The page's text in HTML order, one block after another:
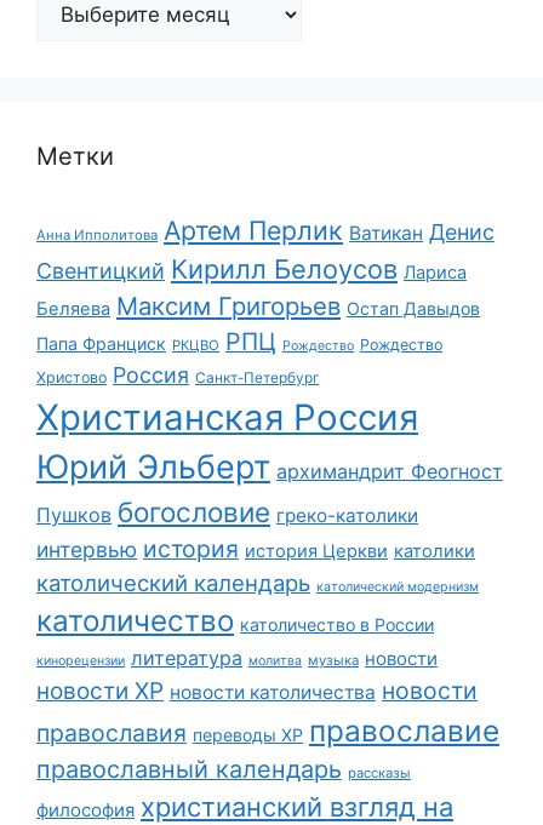
Метки
Анна Ипполитова Артем Перлик Ватикан Денис
Свентицкий Кирилл Белоусов Лариса
Беляева Максим Григорьев Остап Давыдов
Папа Франциск РКЦВО РПЦ Рождество Рождество
Христово Россия Санкт-Петербург
Христианская Россия
Юрий Эльберт архимандрит Феогност
Пушков богословие греко-католики
интервью история история Церкви католики
католический календарь католический модернизм
католичество католичество в России
кинорецензии литература молитва музыка новости
новости ХР новости католичества новости
православия переводы ХР православие
православный календарь рассказы
философия христианский взгляд на